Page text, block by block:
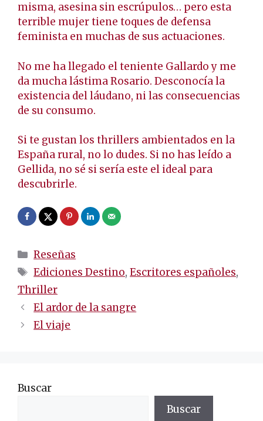
misma, asesina sin escrúpulos… pero esta
terrible mujer tiene toques de defensa
feminista en muchas de sus actuaciones.
No me ha llegado el teniente Gallardo y me
da mucha lástima Rosario. Desconocía la
existencia del láudano, ni las consecuencias
de su consumo.
Si te gustan los thrillers ambientados en la
España rural, no lo dudes. Si no has leído a
Gellida, no sé si sería este el ideal para
descubrirle.
Categorías
Reseñas
Etiquetas
Ediciones Destino,Escritores españoles,
Thriller
Navegación
de
entradas
El ardor de la sangre
El viaje
Buscar
Buscar